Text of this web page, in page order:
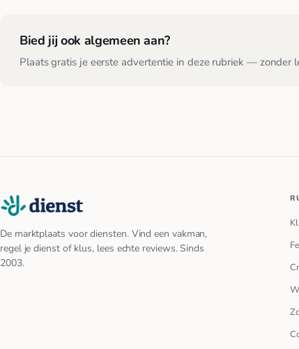
Bied jij ook algemeen aan?
Plaats gratis je eerste advertentie in deze rubriek — zonder
De marktplaats voor diensten. Vind een vakman,
regel je dienst of klus, lees echte reviews. Sinds
2003.